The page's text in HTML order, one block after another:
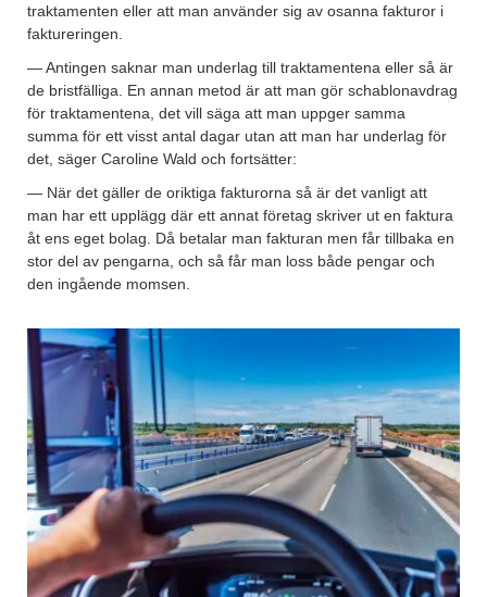
traktamenten eller att man använder sig av osanna fakturor i
faktureringen.
— Antingen saknar man underlag till traktamentena eller så är
de bristfälliga. En annan metod är att man gör schablonavdrag
för traktamentena, det vill säga att man uppger samma
summa för ett visst antal dagar utan att man har underlag för
det, säger Caroline Wald och fortsätter:
— När det gäller de oriktiga fakturorna så är det vanligt att
man har ett upplägg där ett annat företag skriver ut en faktura
åt ens eget bolag. Då betalar man fakturan men får tillbaka en
stor del av pengarna, och så får man loss både pengar och
den ingående momsen.